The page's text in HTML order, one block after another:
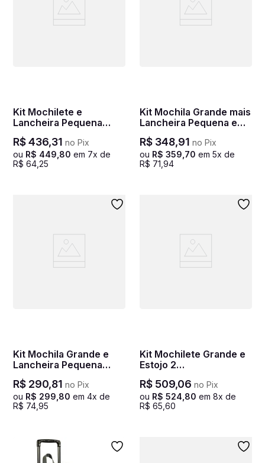
Kit Mochilete e
Lancheira Pequena
Sestini Plus - Arco Íris 2
R$436,31 no Pix
ou R$ 449 80 em 7x de
R$ 64 25
Kit Mochila Grande mais
Lancheira Pequena e
Estojo 2
Compartimentos
Minions M Gamer -
Colorido
R$ 348,91 no Pix
ou R$ 359 70 em 5x de
R$ 71 94
Kit Mochila Grande e
Lancheira Pequena
Sestini M Plus Game 2 -
Colorido
R$ 290,81 no Pix
ou R$ 299 80 em 4x de
R$ 74 95
Kit Mochilete Grande e
Estojo 2
Compartimentos Gabby
Y - Colorido
R$ 509,06 no Pix
ou R$ 524 80 em 8x de
R$ 65 60